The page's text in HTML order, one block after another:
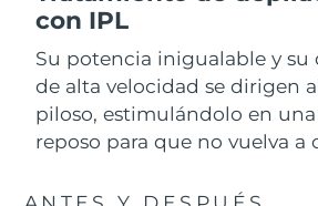
con IPL
Su potencia inigualable y su
de alta velocidad se dirigen
piloso, estimulándolo en una
reposo para que no vuelva a
Cosméticos
Israel
Italia
Japón